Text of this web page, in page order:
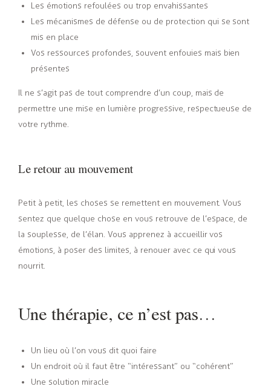
Les émotions refoulées ou trop envahissantes
Les mécanismes de défense ou de protection qui se sont
mis en place
Vos ressources profondes, souvent enfouies mais bien
présentes
Il ne s’agit pas de tout comprendre d’un coup, mais de
permettre une mise en lumière progressive, respectueuse de
votre rythme.
Le retour au mouvement
Petit à petit, les choses se remettent en mouvement. Vous
sentez que quelque chose en vous retrouve de l’espace, de
la souplesse, de l’élan. Vous apprenez à accueillir vos
émotions, à poser des limites, à renouer avec ce qui vous
nourrit.
Une thérapie, ce n’est pas…
Un lieu où l’on vous dit quoi faire
Un endroit où il faut être “intéressant” ou “cohérent”
Une solution miracle